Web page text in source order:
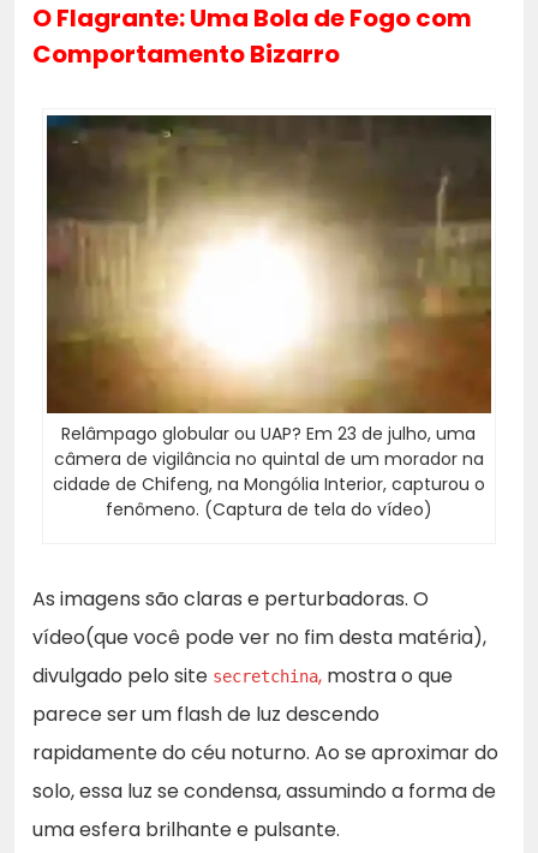
O Flagrante: Uma Bola de Fogo com
Comportamento Bizarro
Relâmpago globular ou UAP? Em 23 de julho, uma
câmera de vigilância no quintal de um morador na
cidade de Chifeng, na Mongólia Interior, capturou o
fenômeno. (Captura de tela do vídeo)
As imagens são claras e perturbadoras. O
vídeo(que você pode ver no fim desta matéria),
divulgado pelo site secretchina, mostra o que
parece ser um flash de luz descendo
rapidamente do céu noturno. Ao se aproximar do
solo, essa luz se condensa, assumindo a forma de
uma esfera brilhante e pulsante.